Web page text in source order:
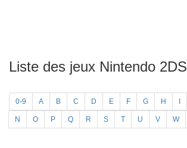
Liste des jeux Nintendo 2DS
0-9 A B C D E F G H
N O P Q R S T U V W